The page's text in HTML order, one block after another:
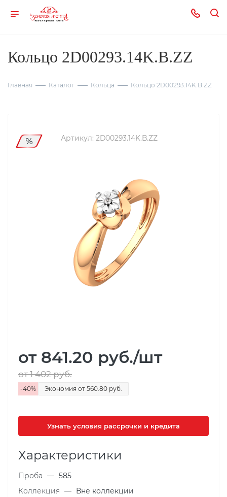
Кольцо 2D00293.14K.B.ZZ
Главная Каталог Кольца Кольцо 2D00293.14K.B.ZZ
Артикул: 2D00293.14K.B.ZZ
от 841.20 руб./шт
от 1 402руб.
-40% Экономия от 560.80 руб.
Узнать условия рассрочки и кредита
Характеристики
Проба — 585
Коллекция — Вне коллекции